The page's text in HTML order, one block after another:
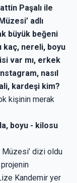
Paşalı ile
adlı
büyük beğeni
kaç, nereli, boyu
var mı, erkek
nasıl
kardeşi kim?
kişinin merak
boyu - kilosu
Müzesi’ dizi oldu
Kandemir yer